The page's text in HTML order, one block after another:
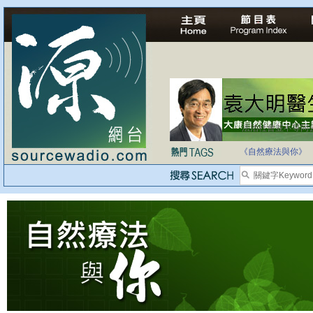
法治社會並不等同
《自然療法與你》